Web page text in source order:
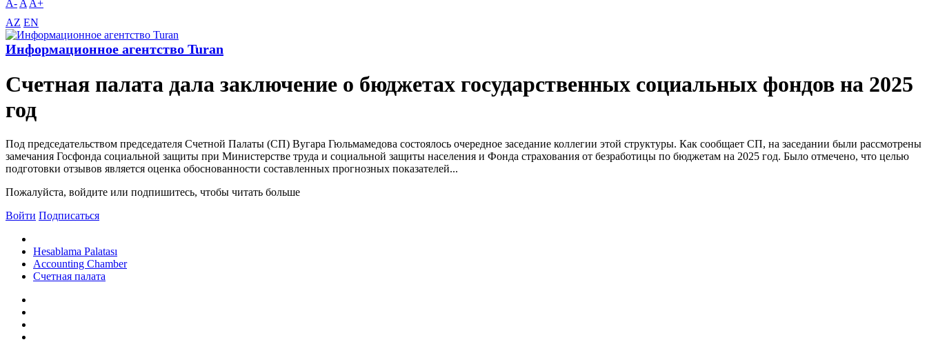
A- A A+
AZ EN
Информационное агентство Turan
Счетная палата дала заключение о бюджетах государственных социальных фондов на 2025
год
Под председательством председателя Счетной Палаты (СП) Вугара Гюльмамедова состоялось очередное заседание коллегии этой структуры. Как сообщает СП, на заседании были рассмотрены
замечания Госфонда социальной защиты при Министерстве труда и социальной защиты населения и Фонда страхования от безработицы по бюджетам на 2025 год. Было отмечено, что целью
подготовки отзывов является оценка обоснованности составленных прогнозных показателей...
Пожалуйста, войдите или подпишитесь, чтобы читать больше
Войти Подписаться
Hesablama Palatası
Accounting Chamber
Счетная палата